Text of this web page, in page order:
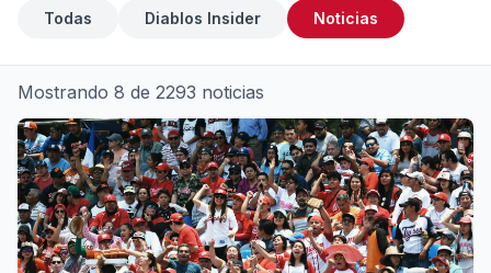
Todas Diablos Insider Noticias
Mostrando 8 de 2293 noticias